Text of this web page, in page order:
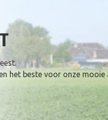
het beste voor onze mooie